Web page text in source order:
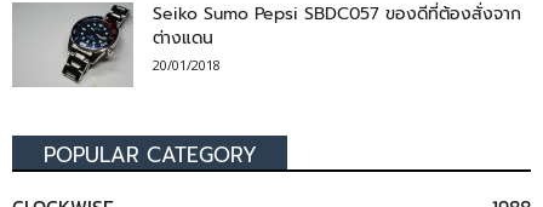
Seiko Sumo Pepsi SBDC057 ของดีที่ต้องสั่งจาก
ต่างแดน
20/01/2018
POPULAR CATEGORY